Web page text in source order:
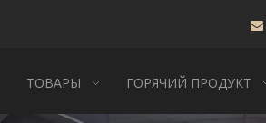

ТОВАРЫ ГОРЯЧИЙ ПРОДУКТ